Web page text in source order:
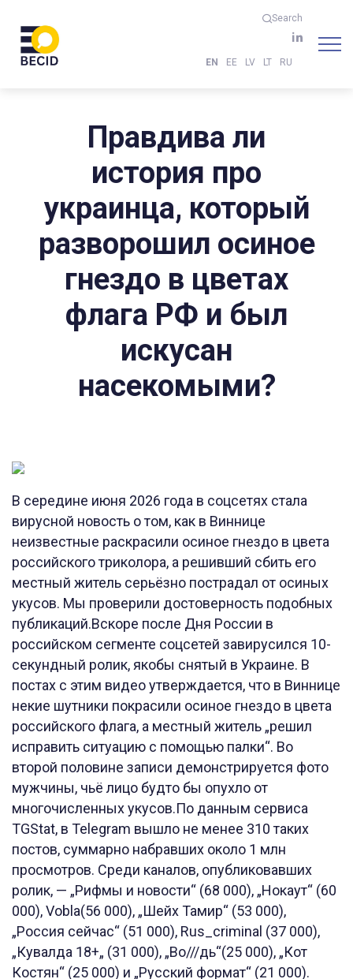
Search
EN EE LV LT RU
Правдива ли
история про
украинца, который
разворошил осиное
гнездо в цветах
флага РФ и был
искусан
насекомыми?
В середине июня 2026 года в соцсетях стала
вирусной новость о том, как в Виннице
неизвестные раскрасили осиное гнездо в цвета
российского триколора, а решивший сбить его
местный житель серьёзно пострадал от осиных
укусов. Мы проверили достоверность подобных
публикаций.Вскоре после Дня России в
российском сегменте соцсетей завирусился 10-
секундный ролик, якобы снятый в Украине. В
постах с этим видео утверждается, что в Виннице
некие шутники покрасили осиное гнездо в цвета
российского флага, а местный житель „решил
исправить ситуацию с помощью палки“. Во
второй половине записи демонстрируется фото
мужчины, чьё лицо будто бы опухло от
многочисленных укусов.По данным сервиса
TGStat, в Telegram вышло не менее 310 таких
постов, суммарно набравших около 1 млн
просмотров. Среди каналов, опубликовавших
ролик, — „Рифмы и новости“ (68 000), „Нокаут“ (60
000), Vobla(56 000), „Шейх Тамир“ (53 000),
„Россия сейчас“ (51 000), Rus_criminal (37 000),
„Кувалда 18+„ (31 000), „Во///дь“(25 000), „Кот
Костян“ (25 000) и „Русский формат“ (21 000).